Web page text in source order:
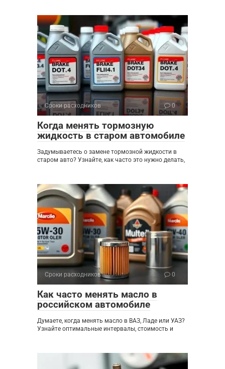
Сроки расходников 0
Когда менять тормозную
жидкость в старом автомобиле
Задумываетесь о замене тормозной жидкости в
старом авто? Узнайте, как часто это нужно делать,
Сроки расходников 0
Как часто менять масло в
российском автомобиле
Думаете, когда менять масло в ВАЗ, Ладе или УАЗ?
Узнайте оптимальные интервалы, стоимость и